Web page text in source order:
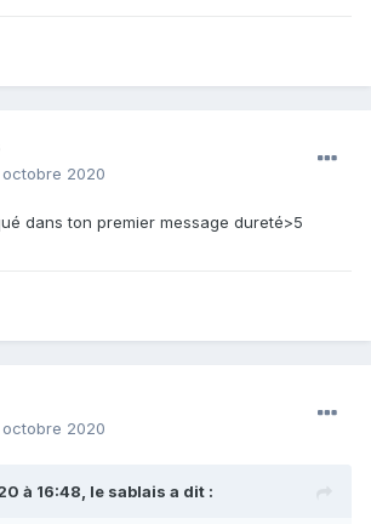
octobre 2020
dans ton premier message dureté>5
octobre 2020
à 16:48, le sablais a dit :